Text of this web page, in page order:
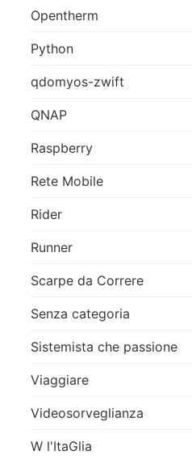
Opentherm
Python
qdomyos-zwift
QNAP
Raspberry
Rete Mobile
Rider
Runner
Scarpe da Correre
Senza categoria
Sistemista che passione
Viaggiare
Videosorveglianza
W l'ItaGlia